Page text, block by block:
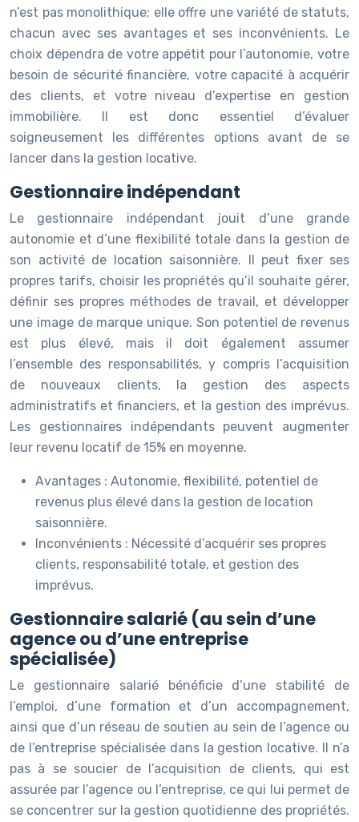
n’est pas monolithique; elle offre une variété de statuts,
chacun avec ses avantages et ses inconvénients. Le
choix dépendra de votre appétit pour l’autonomie, votre
besoin de sécurité financière, votre capacité à acquérir
des clients, et votre niveau d’expertise en gestion
immobilière. Il est donc essentiel d’évaluer
soigneusement les différentes options avant de se
lancer dans la gestion locative.
Gestionnaire indépendant
Le gestionnaire indépendant jouit d’une grande
autonomie et d’une flexibilité totale dans la gestion de
son activité de location saisonnière. Il peut fixer ses
propres tarifs, choisir les propriétés qu’il souhaite gérer,
définir ses propres méthodes de travail, et développer
une image de marque unique. Son potentiel de revenus
est plus élevé, mais il doit également assumer
l’ensemble des responsabilités, y compris l’acquisition
de nouveaux clients, la gestion des aspects
administratifs et financiers, et la gestion des imprévus.
Les gestionnaires indépendants peuvent augmenter
leur revenu locatif de 15% en moyenne.
Avantages : Autonomie, flexibilité, potentiel de
revenus plus élevé dans la gestion de location
saisonnière.
Inconvénients : Nécessité d’acquérir ses propres
clients, responsabilité totale, et gestion des
imprévus.
Gestionnaire salarié (au sein d’une
agence ou d’une entreprise
spécialisée)
Le gestionnaire salarié bénéficie d’une stabilité de
l’emploi, d’une formation et d’un accompagnement,
ainsi que d’un réseau de soutien au sein de l’agence ou
de l’entreprise spécialisée dans la gestion locative. Il n’a
pas à se soucier de l’acquisition de clients, qui est
assurée par l’agence ou l’entreprise, ce qui lui permet de
se concentrer sur la gestion quotidienne des propriétés.